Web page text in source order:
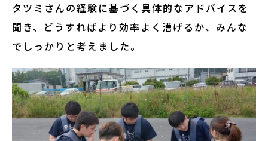
タツミさんの経験に基づく具体的なアドバイスを
聞き、どうすればより効率よく漕げるか、みんな
でしっかりと考えました。